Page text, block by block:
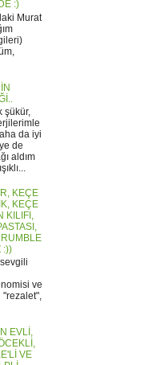
:)
Murat
şükür,
da iyi
de
aldım
KEÇE
KEÇE
KILIFI,
:))
ve
"rezalet",
EVLİ,
VE